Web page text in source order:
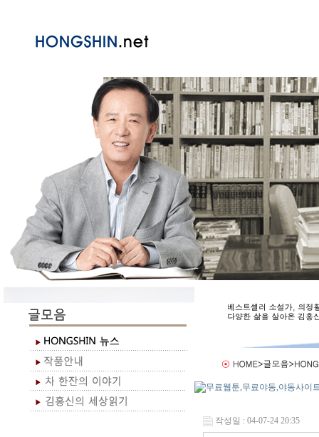
작성일 : 04-07-24 20:35